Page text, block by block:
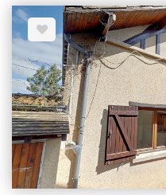
aménagée et équipée
indépendants, ainsi que
nombreux placards.
avec dressing et salle
avec placard et sa propre
également d'un patio
maison, idéal pour les
soirées à l'abri des
propriété dispose de deux
la fois depuis la maison et
nombreuses possibilités :
hébergement familial,
locatif. Chaque studio
de vie avec espace nuit,
terrasse privative et petit
d'environ 541 m², avec